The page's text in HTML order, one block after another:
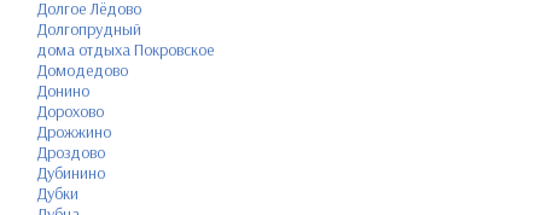
Долгое Лёдово
Долгопрудный
дома отдыха Покровское
Домодедово
Донино
Дорохово
Дрожжино
Дроздово
Дубинино
Дубки